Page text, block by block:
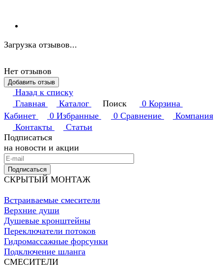
Загрузка отзывов...
Нет отзывов
Добавить отзыв
Назад к списку
Главная
Каталог Поиск 0 Корзина
Кабинет
0 Избранные 0 Сравнение
Компания
Контакты
Статьи
Подписаться
на новости и акции
Подписаться
СКРЫТЫЙ МОНТАЖ
Встраиваемые смесители
Верхние души
Душевые кронштейны
Переключатели потоков
Гидромассажные форсунки
Подключение шланга
СМЕСИТЕЛИ